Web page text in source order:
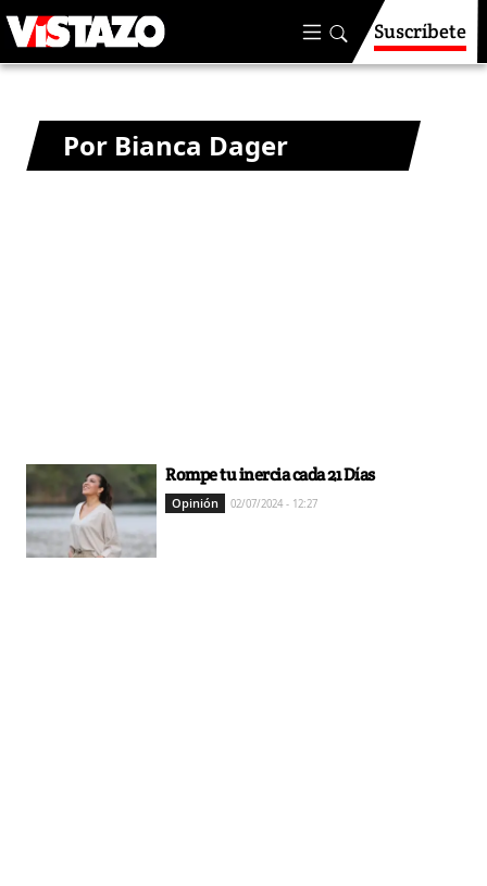
Suscríbete
Por Bianca Dager
Rompe tu inercia cada 21 Días
Opinión 02/07/2024 - 12:27